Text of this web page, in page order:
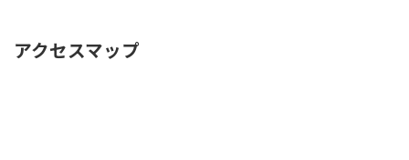
アクセスマップ